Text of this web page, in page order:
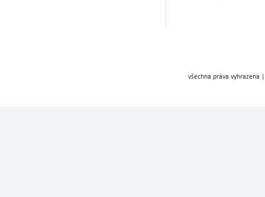
všechna práva